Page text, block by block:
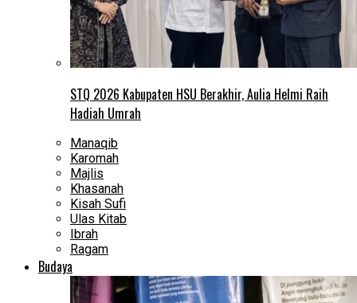
STQ 2026 Kabupaten HSU Berakhir, Aulia Helmi Raih
Hadiah Umrah
Manaqib
Karomah
Majlis
Khasanah
Kisah Sufi
Ulas Kitab
Ibrah
Ragam
Budaya